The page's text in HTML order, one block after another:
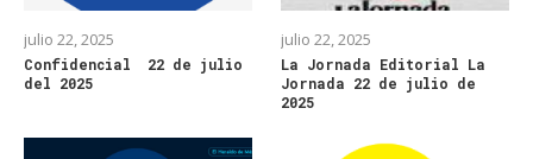
julio 22, 2025
Confidencial 22 de julio
del 2025
julio 22, 2025
La Jornada Editorial La
Jornada 22 de julio de
2025